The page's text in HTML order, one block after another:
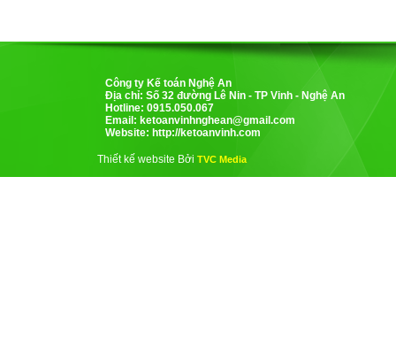
Công ty Kế toán Nghệ An
Địa chỉ: Số 32 đường Lê Nin - TP Vinh - Nghệ An
Hotline: 0915.050.067
Email: ketoanvinhnghean@gmail.com
Website: http://ketoanvinh.com
Thiết kế website Bởi TVC Media